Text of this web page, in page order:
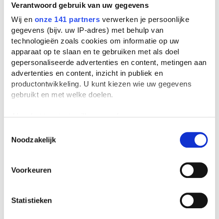
Verantwoord gebruik van uw gegevens
Wij en onze 141 partners verwerken je persoonlijke
gegevens (bijv. uw IP-adres) met behulp van
technologieën zoals cookies om informatie op uw
apparaat op te slaan en te gebruiken met als doel
gepersonaliseerde advertenties en content, metingen aan
advertenties en content, inzicht in publiek en
productontwikkeling. U kunt kiezen wie uw gegevens
gebruikt en met welke doelen.
Als u het toestaat, willen we ook graag:
locatie, die tot een paar meter nauwkeurig kan zijn
scannen op specifieke eigenschappen (fingerprinting)
Lees meer over hoe uw persoonlijke gegevens worden
U kunt uw toestemming op elk moment wijzigen of
intrekken in de Cookieverklaring.
Noodzakelijk
Voorkeuren
Statistieken
richtingscoëfficiënt
6,7K weergaven
Marcel Eggen
Raaklijn aan grafiek
3,3K weergaven